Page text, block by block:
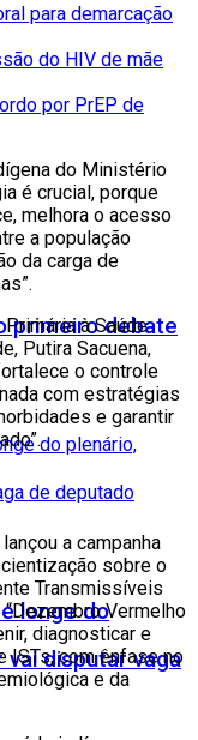
primeiro debate
longe do
vai disputar vaga
para demarcação
do HIV de mãe
por PrEP de
do Ministério
é crucial, porque
melhora o acesso
a população
da carga de
à Saúde
Putira Sacuena,
o controle
com estratégias
e garantir
a campanha
sobre o
Transmissíveis
Vermelho
diagnosticar e
ISTs, com ênfase no
e da